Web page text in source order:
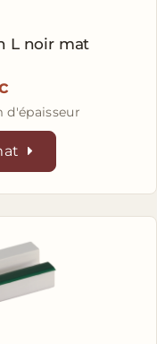
L noir mat
d'épaisseur